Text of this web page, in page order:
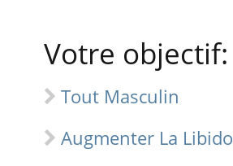
Votre objectif:
Tout Masculin
Augmenter La Libido